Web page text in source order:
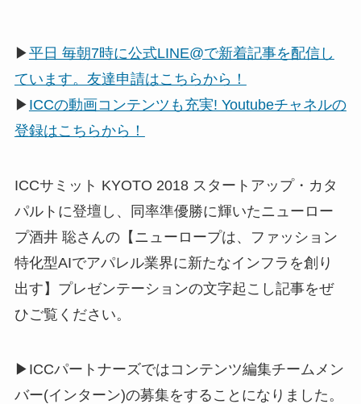
▶平日 毎朝7時に公式LINE@で新着記事を配信し
ています。友達申請はこちらから！
▶ ICCの動画コンテンツも充実! Youtubeチャネルの
登録はこちらから！
ICCサミット KYOTO 2018 スタートアップ・カタ
パルトに登壇し、同率準優勝に輝いたニューロー
プ酒井 聡さんの【ニューロープは、ファッション
特化型AIでアパレル業界に新たなインフラを創り
出す】プレゼンテーションの文字起こし記事をぜ
ひご覧ください。
▶ICCパートナーズではコンテンツ編集チームメン
バー(インターン)の募集をすることになりました。